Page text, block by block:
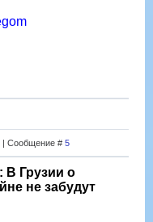
| Сообщение # 5
В Грузии о
не забудут